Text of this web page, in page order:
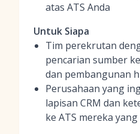
atas ATS Anda
Untuk Siapa
Tim perekrutan
pencarian sumber
dan pembangunan
Perusahaan yang
lapisan CRM dan
ke ATS mereka yang